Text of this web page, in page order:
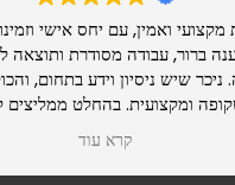
מקצועי ואמין, עם יחס אישי
ברור, עבודה מסודרת ותוצאה
ניכר שיש ניסיון וידע בתחום,
ומקצועית. בהחלט
קרא עוד